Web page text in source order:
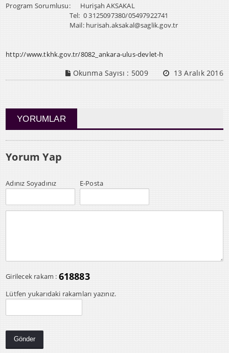
Program Sorumlusu: Hurişah AKSAKAL
Tel: 0 3125097380/05497922741
Mail: hurisah.aksakal@saglik.gov.tr
http://www.tkhk.gov.tr/8082_ankara-ulus-devlet-h
Okunma Sayısı : 5009 13 Aralık 2016
YORUMLAR
Yorum Yap
Adınız Soyadınız E-Posta
Girilecek rakam : 618883
Lütfen yukarıdaki rakamları yazınız.